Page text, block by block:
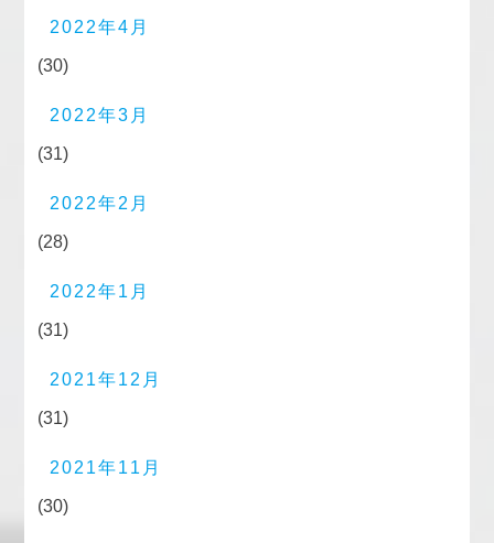
2022年4月
(30)
2022年3月
(31)
2022年2月
(28)
2022年1月
(31)
2021年12月
(31)
2021年11月
(30)